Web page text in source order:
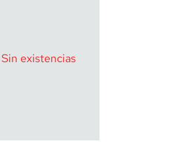
Sin existencias